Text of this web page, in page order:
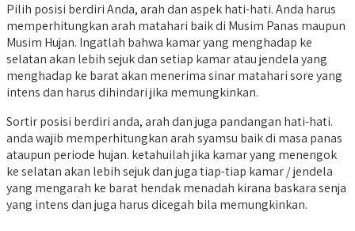
Pilih posisi berdiri Anda, arah dan aspek hati-hati. Anda harus
memperhitungkan arah matahari baik di Musim Panas maupun
Musim Hujan. Ingatlah bahwa kamar yang menghadap ke
selatan akan lebih sejuk dan setiap kamar atau jendela yang
menghadap ke barat akan menerima sinar matahari sore yang
intens dan harus dihindari jika memungkinkan.
Sortir posisi berdiri anda, arah dan juga pandangan hati-hati.
anda wajib memperhitungkan arah syamsu baik di masa panas
ataupun periode hujan. ketahuilah jika kamar yang menengok
ke selatan akan lebih sejuk dan juga tiap-tiap kamar / jendela
yang mengarah ke barat hendak menadah kirana baskara senja
yang intens dan juga harus dicegah bila memungkinkan.